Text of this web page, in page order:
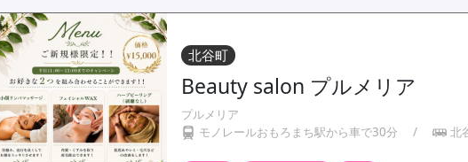
北谷町
Beauty salon プルメリア
プルメリア
モノレールおもろまち駅から車で30分
/ 北